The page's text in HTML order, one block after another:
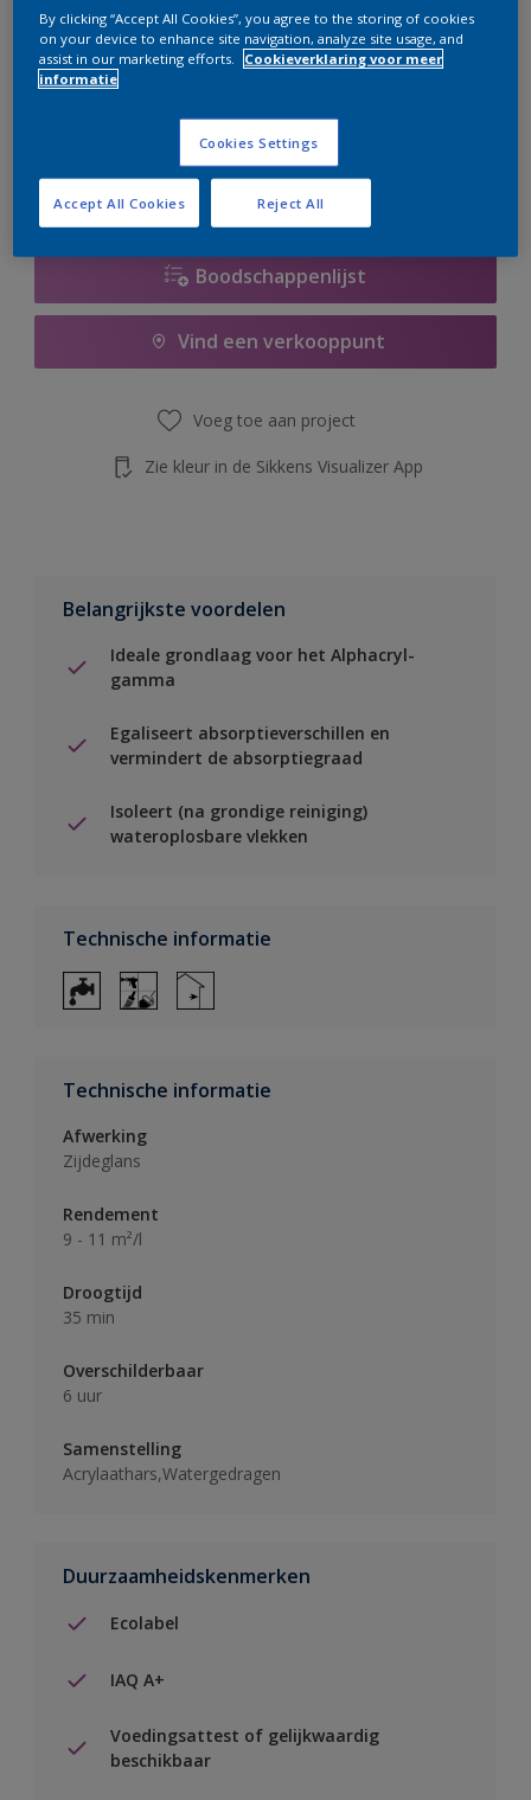
2,5 L
5 L
Bereken
Op dit moment is het niet mogelijk dit product online
te bestellen. Bezoek je dichtstbijzijnde winkel of klik op
Boodschappenlijst
Vind een verkooppunt
Voeg toe aan project
Zie kleur in de Sikkens Visualizer App
Belangrijkste voordelen
Ideale grondlaag voor het Alphacryl-
gamma
Egaliseert absorptieverschillen en
vermindert de absorptiegraad
Isoleert (na grondige reiniging)
wateroplosbare vlekken
Technische informatie
Technische informatie
Afwerking
Zijdeglans
Rendement
9 - 11 m²/l
Droogtijd
35 min
Overschilderbaar
6 uur
Samenstelling
Acrylaathars,Watergedragen
Duurzaamheidskenmerken
Ecolabel
IAQ A+
Voedingsattest of gelijkwaardig
beschikbaar
By clicking “Accept All Cookies”, you agree to the storing of cookies
on your device to enhance site navigation, analyze site usage, and
assist in our marketing efforts.
Cookieverklaring voor meer
informatie
Cookies Settings
Reject All
Accept All Cookies